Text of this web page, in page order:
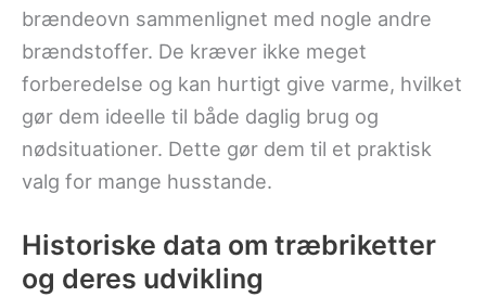
brændeovn sammenlignet med nogle andre
brændstoffer. De kræver ikke meget
forberedelse og kan hurtigt give varme, hvilket
gør dem ideelle til både daglig brug og
nødsituationer. Dette gør dem til et praktisk
valg for mange husstande.
Historiske data om træbriketter
og deres udvikling